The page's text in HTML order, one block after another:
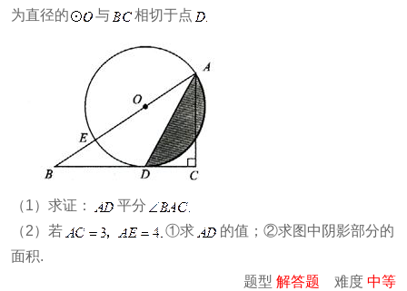
为直径的
与 相切于点
（1）求证：
平分
（2）若
①求
的值；②求图中阴影部分的
面积.
题型 解答题 难度 中等